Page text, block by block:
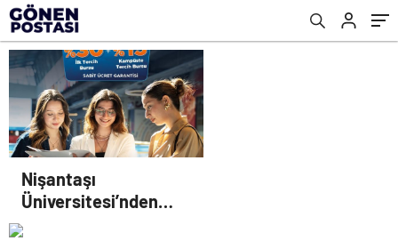
Nişantaşı
Üniversitesi’nden
2026 YKS Adaylarına